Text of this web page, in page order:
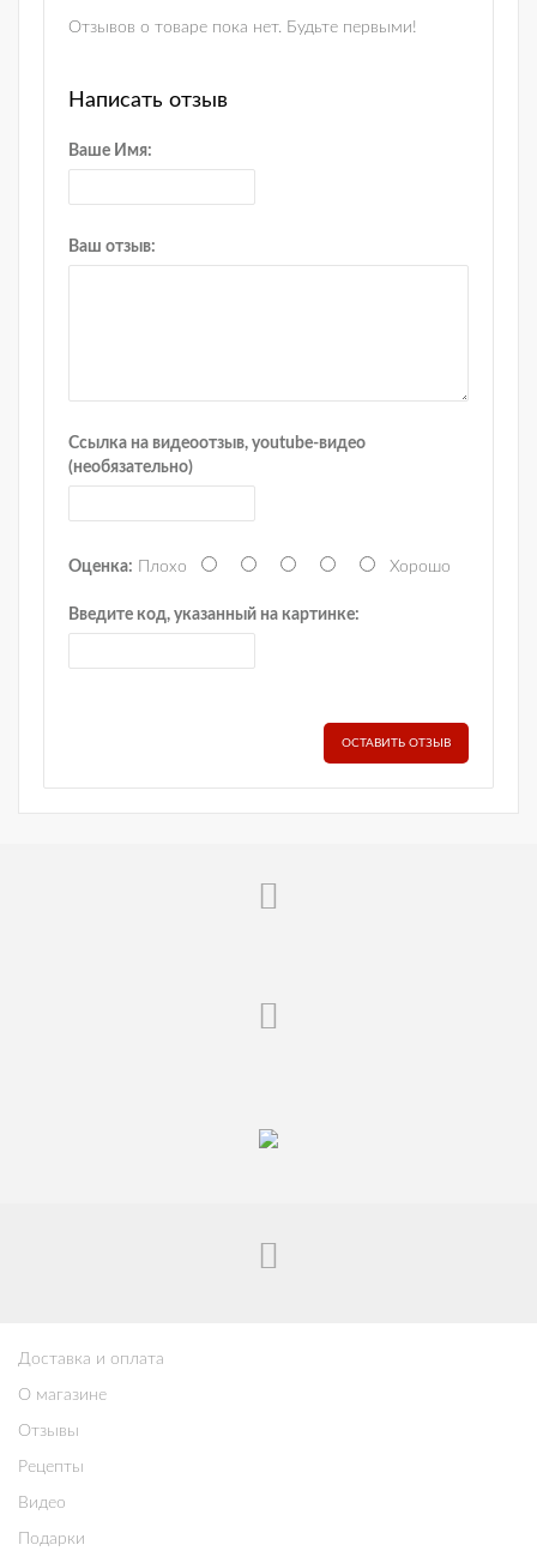
Отзывов о товаре пока нет. Будьте первыми!
Написать отзыв
Ваше Имя:
Ваш отзыв:
Ссылка на видеоотзыв, youtube-видео
(необязательно)
Оценка: Плохо Хорошо
Введите код, указанный на картинке:
ОСТАВИТЬ ОТЗЫВ
Доставка и оплата
О магазине
Отзывы
Рецепты
Видео
Подарки